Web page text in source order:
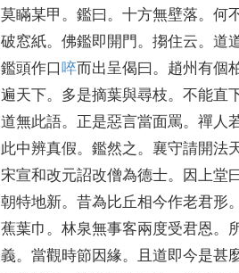
莫瞞某甲 。鑑曰 。十方無壁落。何
破窓紙。佛鑑即開 門。搊住云。道
鑑頭作口啐而出呈偈曰 。 趙州有個
遍天下。 多是摘葉與尋枝。不能直
道無此語。 正是惡言當面罵。禪人
此中辨真假。鑑然之。襄守請開法
宋宣和改元詔改僧為德士。
因上堂
朝特地新。昔為比丘相今作老君形
蕉葉巾 。林泉無事客兩度受君恩。
義。當觀時節因緣。
且道即今是甚